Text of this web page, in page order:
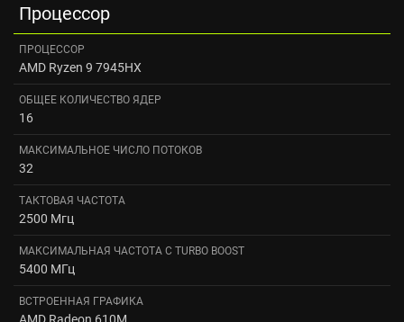
Процессор
ПРОЦЕССОР
AMD Ryzen 9 7945HX
ОБЩЕЕ КОЛИЧЕСТВО ЯДЕР
16
МАКСИМАЛЬНОЕ ЧИСЛО ПОТОКОВ
32
ТАКТОВАЯ ЧАСТОТА
2500 Мгц
МАКСИМАЛЬНАЯ ЧАСТОТА С TURBO BOOST
5400 МГц
ВСТРОЕННАЯ ГРАФИКА